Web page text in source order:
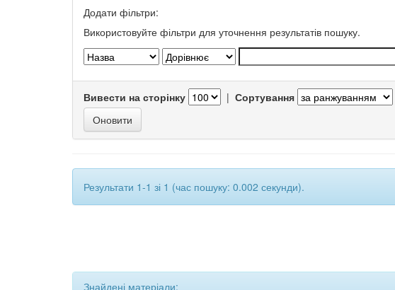
Додати фільтри:
Використовуйте фільтри для уточнення результатів пошуку.
Вивести на сторінку | Сортування
Результати 1-1 зі 1 (час пошуку: 0.002 секунди).
Знайдені матеріали: